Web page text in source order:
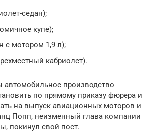
седан);
купе);
с мотором 1,9 л);
кабриолет).
производство
по прямому приказу фюрера и
на выпуск авиационных моторов и
Попп, неизменный глава компании
покинул свой пост.